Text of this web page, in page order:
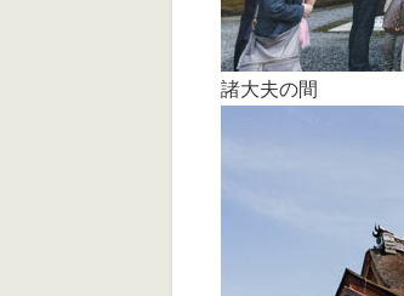
諸大夫の間